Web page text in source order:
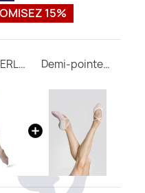
15%
Collant MERLET avec pieds enfant Demi-pointes CERES M Wear Moi